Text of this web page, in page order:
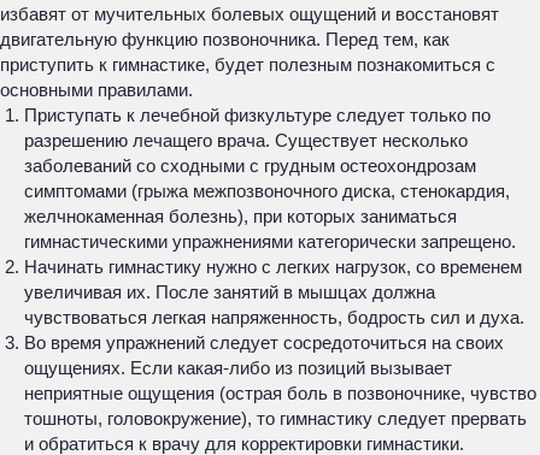
избавят от мучительных болевых ощущений и восстановят
двигательную функцию позвоночника. Перед тем, как
приступить к гимнастике, будет полезным познакомиться с
основными правилами.
Приступать к лечебной физкультуре следует только по
разрешению лечащего врача. Существует несколько
заболеваний со сходными с грудным остеохондрозам
симптомами (грыжа межпозвоночного диска, стенокардия,
желчнокаменная болезнь), при которых заниматься
гимнастическими упражнениями категорически запрещено.
Начинать гимнастику нужно с легких нагрузок, со временем
увеличивая их. После занятий в мышцах должна
чувствоваться легкая напряженность, бодрость сил и духа.
Во время упражнений следует сосредоточиться на своих
ощущениях. Если какая-либо из позиций вызывает
неприятные ощущения (острая боль в позвоночнике, чувство
тошноты, головокружение), то гимнастику следует прервать
и обратиться к врачу для корректировки гимнастики.